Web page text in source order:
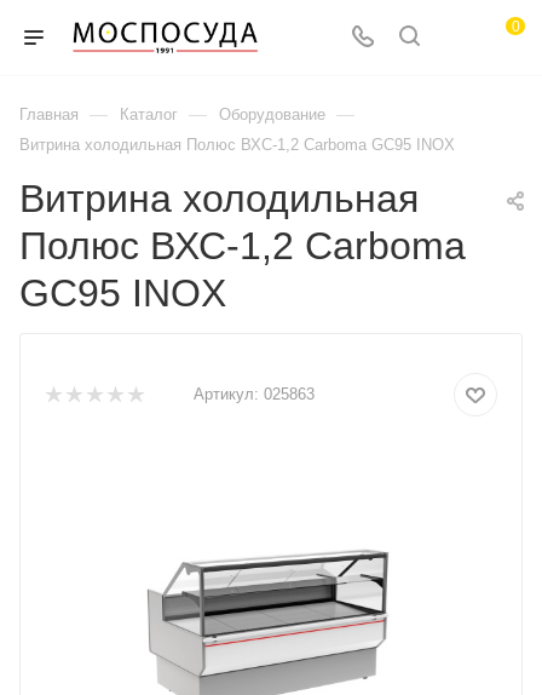
0
Главная — Каталог — Оборудование —
Витрина холодильная Полюс ВХС-1,2 Carboma GC95 INOX
Витрина холодильная
Полюс ВХС-1,2 Carboma
GC95 INOX
Артикул: 025863